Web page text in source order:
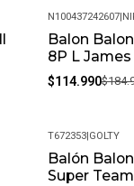
-38%
N100437242607|
Balon
8P L
$114.990
T672353|GOLTY
Balón
Super